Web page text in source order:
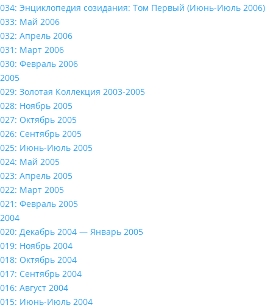
034: Энциклопедия созидания: Том Первый (Июнь-Июль 2006)
033: Май 2006
032: Апрель 2006
031: Март 2006
030: Февраль 2006
2005
029: Золотая Коллекция 2003-2005
028: Ноябрь 2005
027: Октябрь 2005
026: Сентябрь 2005
025: Июнь-Июль 2005
024: Май 2005
023: Апрель 2005
022: Март 2005
021: Февраль 2005
2004
020: Декабрь 2004 — Январь 2005
019: Ноябрь 2004
018: Октябрь 2004
017: Сентябрь 2004
016: Август 2004
015: Июнь-Июль 2004